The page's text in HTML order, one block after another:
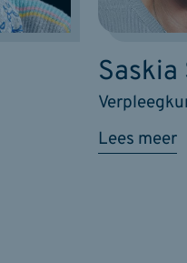
Lees meer
Saskia